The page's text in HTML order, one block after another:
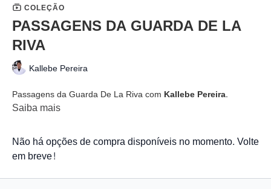
COLEÇÃO
PASSAGENS DA GUARDA DE LA
RIVA
Kallebe Pereira
Passagens da Guarda De La Riva com Kallebe Pereira.
Saiba mais
Não há opções de compra disponíveis no momento. Volte
em breve!